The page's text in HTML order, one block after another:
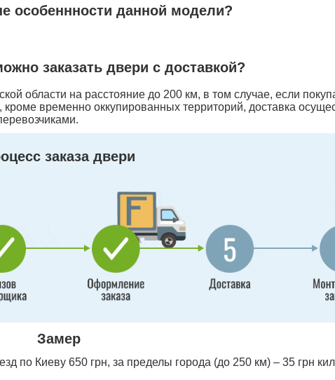
особеннности данной модели?
заказать двери с доставкой?
области на расстояние до 200 км, в том случае, если
временно оккупированных территорий, доставка
заказа двери
Замер
по Киеву 650 грн, за пределы города (до 250 км) – 35 грн